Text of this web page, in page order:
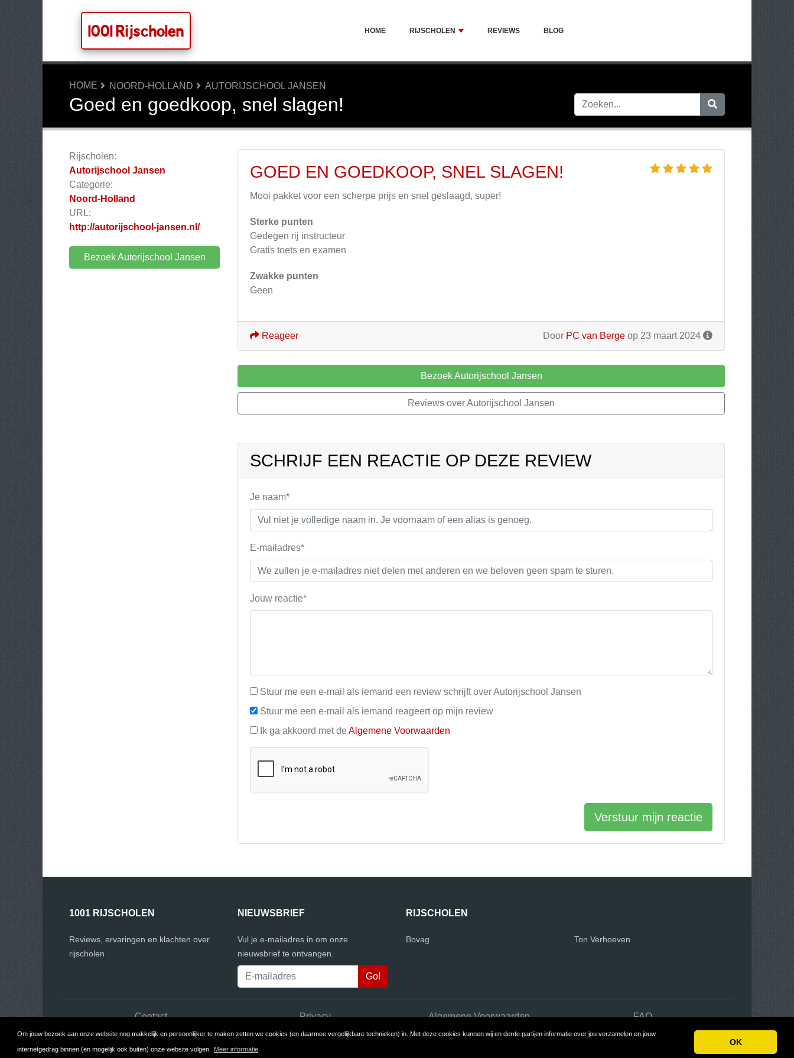
Om jouw bezoek aan onze website nog makkelijk en persoonlijker te maken zetten we cookies (en daarmee vergelijkbare technieken) in. Met deze cookies kunnen wij en derde partijen informatie over jou verzamelen en jouw
internetgedrag binnen (en mogelijk ook buiten) onze website volgen. Meer informatie
OK
1001 Rijscholen HOME RIJSCHOLEN REVIEWS BLOG
HOME NOORD-HOLLAND AUTORIJSCHOOL JANSEN
Goed en goedkoop, snel slagen!
Rijscholen:
Autorijschool Jansen
Categorie:
Noord-Holland
URL:
http://autorijschool-jansen.nl/
Bezoek Autorijschool Jansen
GOED EN GOEDKOOP, SNEL SLAGEN!
Mooi pakket voor een scherpe prijs en snel geslaagd, super!
Sterke punten
Gedegen rij instructeur
Gratis toets en examen
Zwakke punten
Geen
Door PC van Berge op 23 maart 2024
Reageer
Bezoek Autorijschool Jansen
Reviews over Autorijschool Jansen
SCHRIJF EEN REACTIE OP DEZE REVIEW
Je naam*
E-mailadres*
Jouw reactie*
Stuur me een e-mail als iemand een review schrijft over Autorijschool Jansen
Stuur me een e-mail als iemand reageert op mijn review
Ik ga akkoord met de Algemene Voorwaarden
Verstuur mijn reactie
1001 RIJSCHOLEN
Reviews, ervaringen en klachten over
rijscholen
NIEUWSBRIEF
Vul je e-mailadres in om onze
nieuwsbrief te ontvangen.
RIJSCHOLEN
Bovag Ton Verhoeven
Contact Privacy Algemene Voorwaarden FAQ
Copyright © 2026 1001 Rijscholen Build review sites with ReviewTycoon